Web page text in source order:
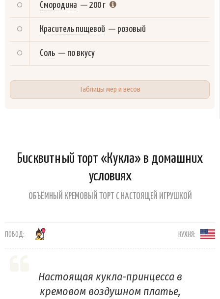
Смородина — 200 г
Краситель пищевой — розовый
Соль — по вкусу
Таблицы мер и весов
Бисквитный торт «Кукла» в домашних
условиях
ОБЪЁМНЫЙ КРЕМОВЫЙ ТОРТ С НАСТОЯЩЕЙ ИГРУШКОЙ
ПОВОД: КУХНЯ:
Настоящая кукла-принцесса в
кремовом воздушном платье,